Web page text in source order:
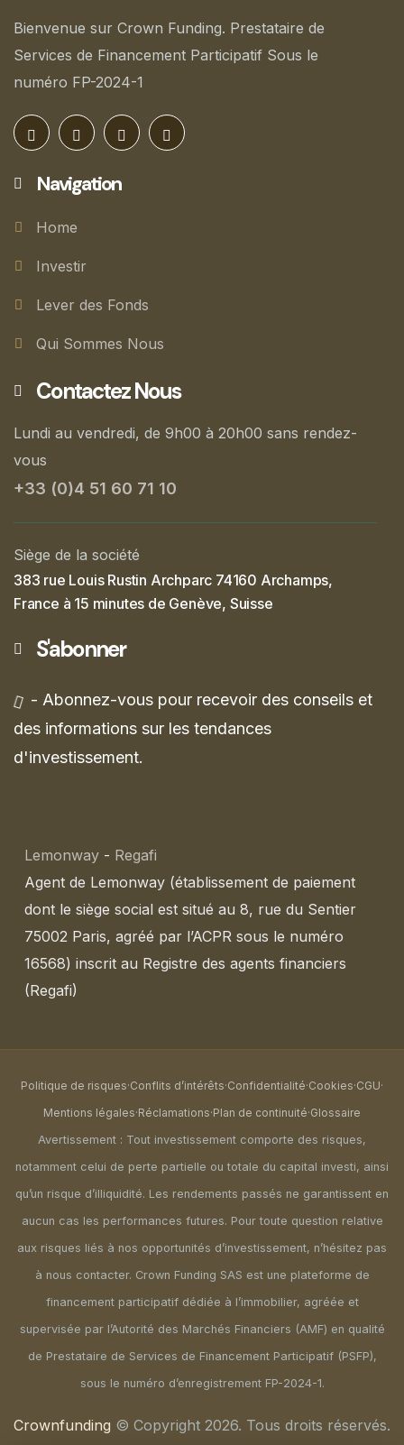
Bienvenue sur Crown Funding. Prestataire de
Services de Financement Participatif Sous le
numéro FP-2024-1
Navigation
Home
Investir
Lever des Fonds
Qui Sommes Nous
Contactez Nous
Lundi au vendredi, de 9h00 à 20h00 sans rendez-
vous
+33 (0)4 51 60 71 10
Siège de la société
383 rue Louis Rustin Archparc 74160 Archamps,
France à 15 minutes de Genève, Suisse
S'abonner
- Abonnez-vous pour recevoir des conseils et
des informations sur les tendances
d'investissement.
Lemonway - Regafi
Agent de Lemonway (établissement de paiement
dont le siège social est situé au 8, rue du Sentier
75002 Paris, agréé par l’ACPR sous le numéro
16568) inscrit au Registre des agents financiers
(Regafi)
Politique de risques·Conflits d’intérêts·Confidentialité·Cookies·CGU·
Mentions légales·Réclamations·Plan de continuité·Glossaire
Avertissement : Tout investissement comporte des risques,
notamment celui de perte partielle ou totale du capital investi, ainsi
qu’un risque d’illiquidité. Les rendements passés ne garantissent en
aucun cas les performances futures. Pour toute question relative
aux risques liés à nos opportunités d’investissement, n’hésitez pas
à nous contacter. Crown Funding SAS est une plateforme de
financement participatif dédiée à l’immobilier, agréée et
supervisée par l’Autorité des Marchés Financiers (AMF) en qualité
de Prestataire de Services de Financement Participatif (PSFP),
sous le numéro d’enregistrement FP-2024-1.
Crownfunding © Copyright 2026. Tous droits réservés.